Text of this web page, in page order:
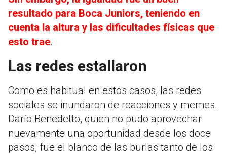
resultado para Boca Juniors, teniendo en
cuenta la altura y las dificultades físicas que
esto trae.
Las redes estallaron
Como es habitual en estos casos, las redes
sociales se inundaron de reacciones y memes.
Darío Benedetto, quien no pudo aprovechar
nuevamente una oportunidad desde los doce
pasos, fue el blanco de las burlas tanto de los